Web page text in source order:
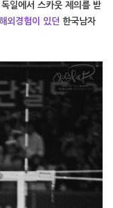
독일에서 스카웃 제의를 받
외경험이 있던 한국남자